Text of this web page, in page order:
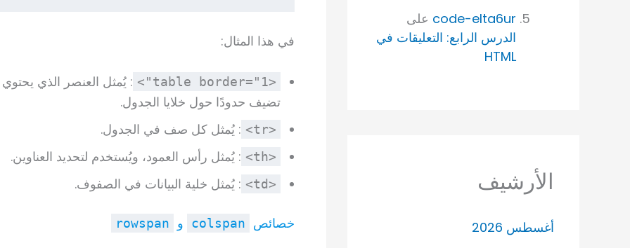
code-elta6ur على
الدرس الرابع: التعليقات في
HTML
الأرشيف
أغسطس 2026
في هذا المثال:
<table border="1"> : يُمثل العنصر الذي
تضيف حدودًا حول خلايا الجدول.
<tr> : يُمثل كل صف في الجدول.
<th> : يُمثل رأس العمود، ويُستخدم لتحديد العناوين.
<td> : يُمثل خلية البيانات في الصفوف.
خصائص colspan و rowspan